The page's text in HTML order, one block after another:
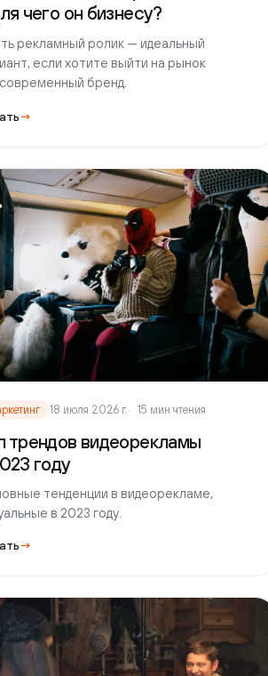
ролик — идеальный
если хотите выйти на рынок
бренд.
18 июля 2026 г. 15 мин чтения
видеорекламы
году
тенденции в видеорекламе,
в 2023 году.